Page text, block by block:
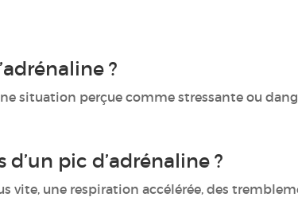
?
situation perçue comme stressante ou
pic d’adrénaline ?
une respiration accélérée, des